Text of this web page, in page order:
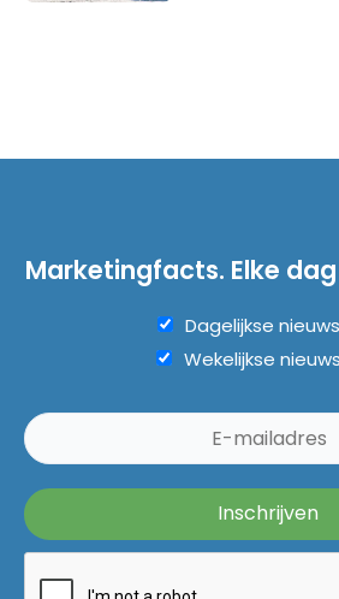
Marketingfacts. Elke dag
Dagelijkse
Wekelijkse